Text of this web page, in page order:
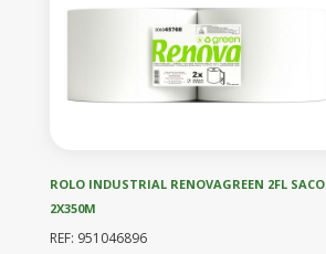
ROLO INDUSTRIAL RENOVAGREEN 2FL SACO
2X350M
REF: 951046896